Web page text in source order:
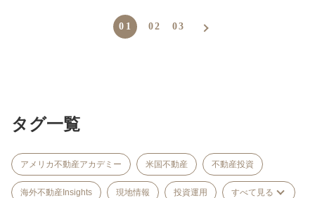
01 02 03
タグ一覧
アメリカ不動産アカデミー 米国不動産 不動産投資
海外不動産Insights 現地情報 投資運用 すべて見る